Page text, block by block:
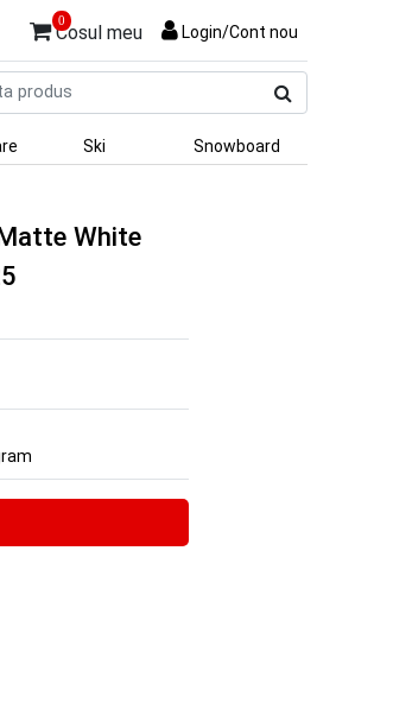
0
Cosul meu Login/Cont nou
produs
Ski Snowboard
White